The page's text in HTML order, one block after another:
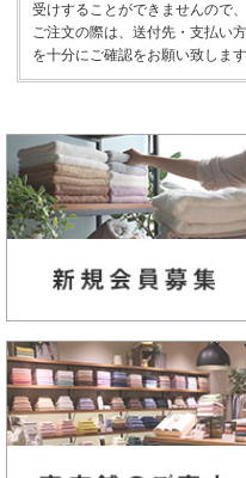
受けすることができませんので
ご注文の際は、送付先・支払い
を十分にご確認をお願い致します